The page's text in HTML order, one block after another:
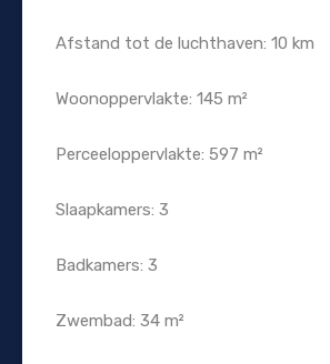
Afstand tot de luchthaven: 10 km
Woonoppervlakte: 145 m²
Perceeloppervlakte: 597 m²
Slaapkamers: 3
Badkamers: 3
Zwembad: 34 m²